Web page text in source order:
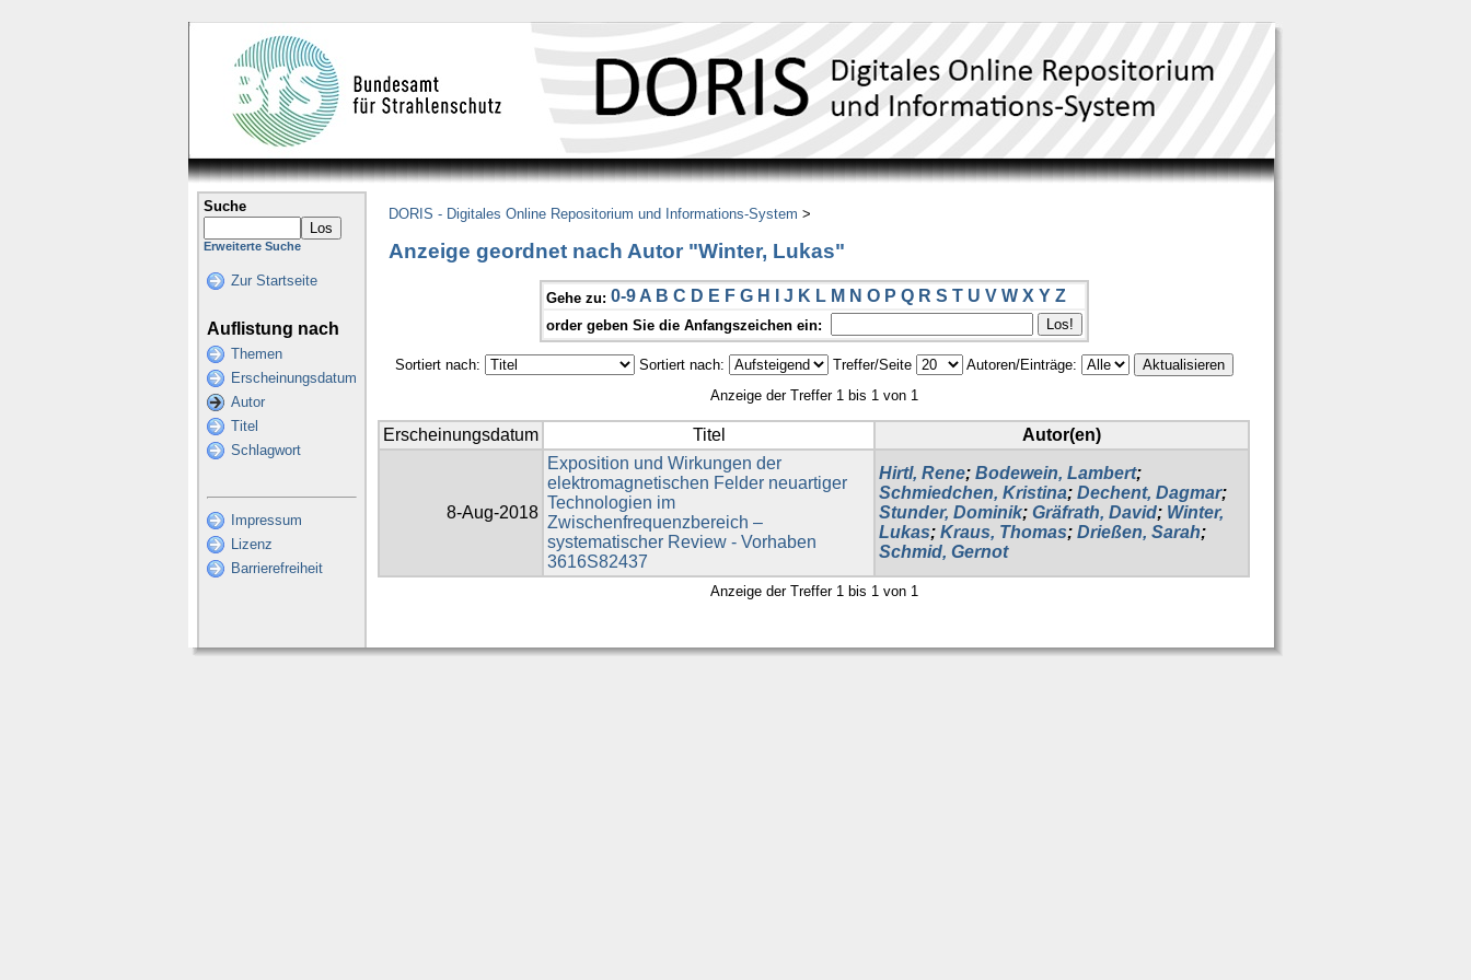
Suche
Erweiterte Suche
Zur Startseite
Auflistung nach
Themen
Erscheinungsdatum
Autor
Titel
Schlagwort
Impressum
Lizenz
Barrierefreiheit
DORIS - Digitales Online Repositorium und Informations-System >
Anzeige geordnet nach Autor "Winter, Lukas"
Gehe zu: 0-9 A B C D E F G H J K L M N O P Q R S T U V W X Y Z
order geben Sie die Anfangszeichen ein:
Sortiert nach: Sortiert nach: Treffer/Seite
Autoren/Einträge:
Anzeige der Treffer 1 bis 1 von 1
Erscheinungsdatum Titel Autor(en)
8-Aug-2018
Exposition und Wirkungen der
elektromagnetischen Felder neuartiger
Technologien im
Zwischenfrequenzbereich –
systematischer Review - Vorhaben
3616S82437
Hirtl, Rene; Bodewein, Lambert;
Schmiedchen, Kristina; Dechent, Dagmar;
Stunder, Dominik; Gräfrath, David; Winter,
Lukas; Kraus, Thomas; Drießen, Sarah;
Schmid, Gernot
Anzeige der Treffer 1 bis 1 von 1